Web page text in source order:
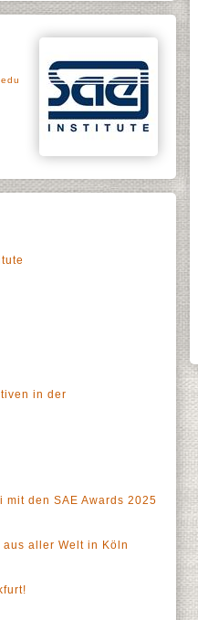
in der
den SAE Awards 2025
aller Welt in Köln